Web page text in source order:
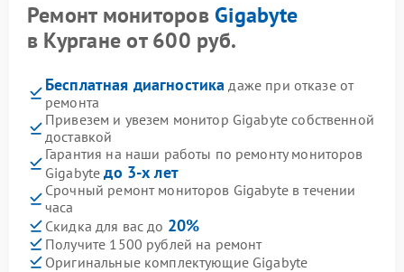
Ремонт мониторов Gigabyte
в Кургане от 600 руб.
Бесплатная диагностика даже при отказе от
ремонта
Привезем и увезем монитор Gigabyte собственной
доставкой
Гарантия на наши работы по ремонту мониторов
Gigabyteдо 3-х лет
Срочный ремонт мониторов Gigabyte в течении
часа
Скидка для вас до 20%
Получите 1500 рублей на ремонт
Оригинальные комплектующие Gigabyte